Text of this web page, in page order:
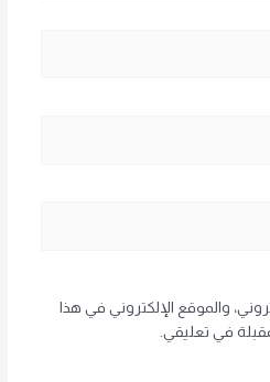
والموقع الإلكتروني في هذا
في تعليقي.